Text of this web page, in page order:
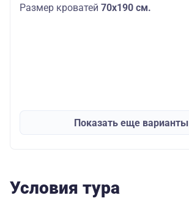
Размер кроватей 70х190 см.
Показать еще варианты
Условия тура